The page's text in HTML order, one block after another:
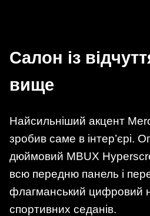
Салон із
вище
Найсильніший акцент
зробив саме в інтер’єрі.
дюймовий MBUX
всю передню панель і
флагманський цифровий
спортивних седанів.